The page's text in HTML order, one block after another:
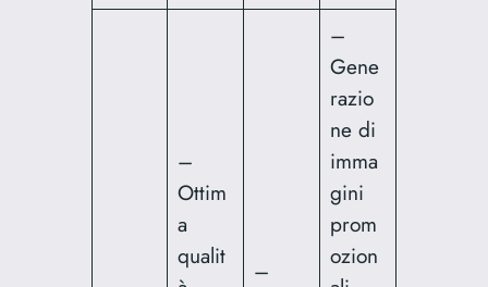
–
Ottim
a
qualit
–
–
Gene
razio
ne di
imma
gini
prom
ozion